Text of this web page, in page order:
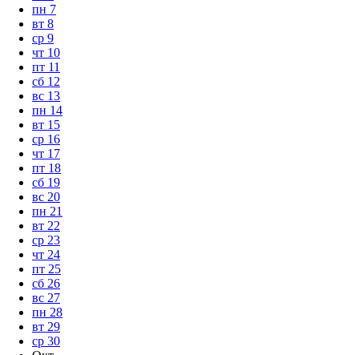
пн 7
вт 8
ср 9
чт 10
пт 11
сб 12
вс 13
пн 14
вт 15
ср 16
чт 17
пт 18
сб 19
вс 20
пн 21
вт 22
ср 23
чт 24
пт 25
сб 26
вс 27
пн 28
вт 29
ср 30